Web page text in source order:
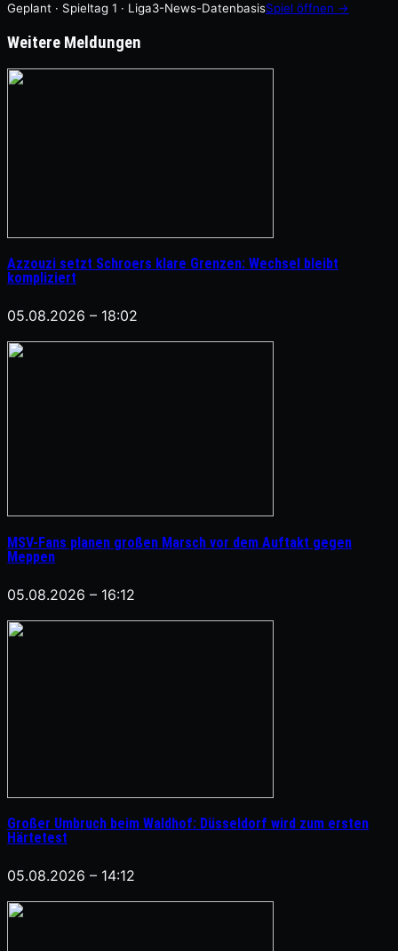
Geplant · Spieltag 1 · Liga3-News-DatenbasisSpiel öffnen →
Weitere Meldungen
Azzouzi setzt Schroers klare Grenzen: Wechsel bleibt
kompliziert
05.08.2026 – 18:02
MSV-Fans planen großen Marsch vor dem Auftakt gegen
Meppen
05.08.2026 – 16:12
Großer Umbruch beim Waldhof: Düsseldorf wird zum ersten
Härtetest
05.08.2026 – 14:12